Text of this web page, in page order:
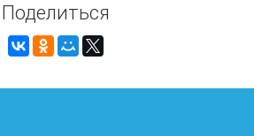
Поделиться